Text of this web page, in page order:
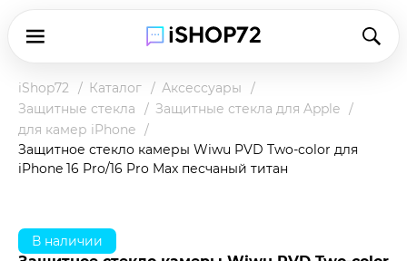
iShop72 Каталог
Аксессуары
Защитные стекла
Защитные стекла для Apple
для камер iPhone
Защитное стекло камеры Wiwu PVD Two-color для
iPhone 16 Pro/16 Pro Max песчаный титан
В наличии